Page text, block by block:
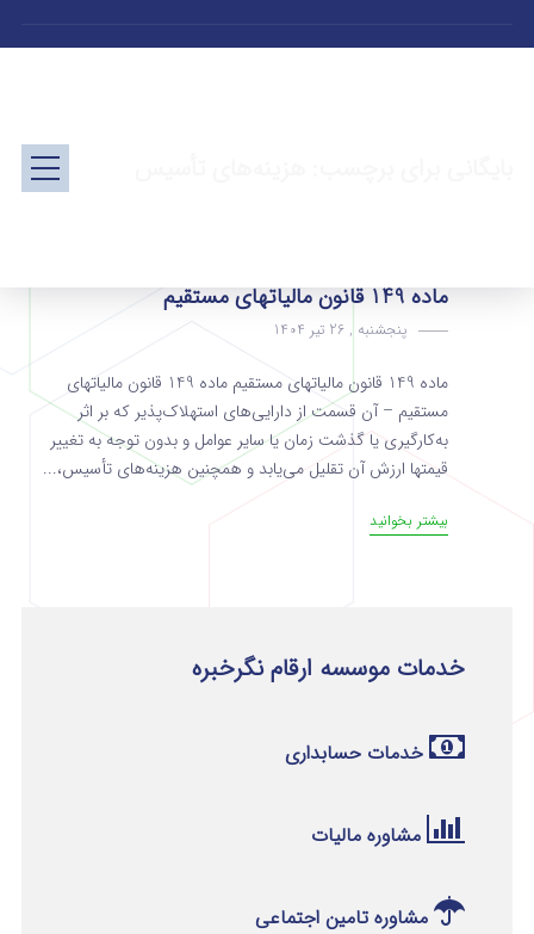
ماده 149 قانون مالیاتهای مستقیم
پنجشنبه , 26 تیر 1404
ماده 149 قانون مالیاتهای مستقیم ماده 149 قانون مالیاتهای
مستقیم – آن قسمت از دارایی‌های استهلاک‌پذیر که بر اثر
به‌کارگیری یا گذشت زمان یا سایر عوامل و بدون توجه به تغییر
قیمتها ارزش آن تقلیل می‌یابد و همچنین هزینه‌های تأسیس،...
بیشتر بخوانید
خدمات موسسه ارقام نگرخبره
خدمات حسابداری
مشاوره مالیات
مشاوره تامین اجتماعی